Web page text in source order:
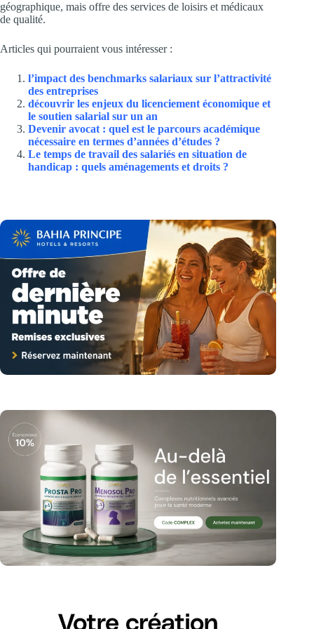
géographique, mais offre des services de loisirs et médicaux
de qualité.
Articles qui pourraient vous intéresser :
l’impact des benchmarks salariaux sur l’attractivité
des entreprises
découvrir les enjeux du licenciement économique et
le soutien salarial sur un an
Devenir avocat : quel est le parcours académique
nécessaire en termes d’années d’études ?
Le temps de travail des salariés en situation de
handicap : quels aménagements et droits ?